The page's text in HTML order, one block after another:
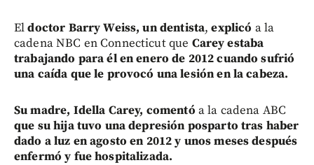
Eldoctor Barry Weiss, un dentista,explicó a la
cadena NBC en Connecticut que Carey estaba
trabajando para él en enero de 2012 cuando sufrió
una caída que le provocó una lesión en la cabeza.
Su madre, Idella Carey, comentó a la cadena ABC
que su hija tuvo una depresión posparto tras haber
dado a luz en agosto en 2012 y unos meses después
enfermó y fue hospitalizada.